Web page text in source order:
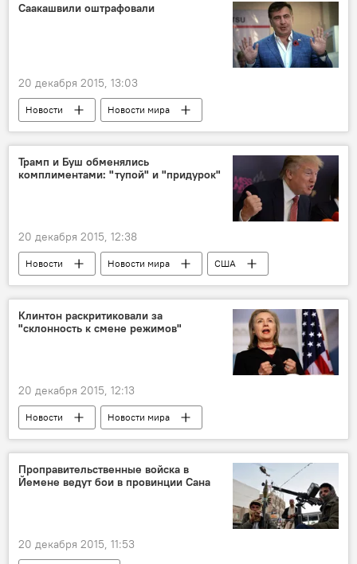
Саакашвили оштрафовали
20 декабря 2015, 13:03
Новости Новости мира
Трамп и Буш обменялись
комплиментами: "тупой" и "придурок"
20 декабря 2015, 12:38
Новости Новости мира
США
Джеб Буш
Дональд Трамп
выборы в США
Клинтон раскритиковали за
"склонность к смене режимов"
20 декабря 2015, 12:13
Новости Новости мира
Проправительственные войска в
Йемене ведут бои в провинции Сана
20 декабря 2015, 11:53